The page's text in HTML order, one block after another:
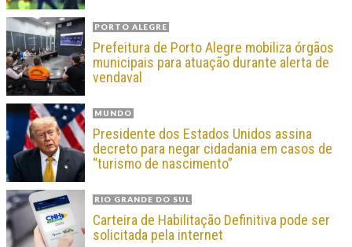
PORTO ALEGRE
Prefeitura de Porto Alegre mobiliza órgãos
municipais para atuação durante alerta de
vendaval
MUNDO
Presidente dos Estados Unidos assina
decreto para negar cidadania em casos de
“turismo de nascimento”
RIO GRANDE DO SUL
Carteira de Habilitação Definitiva pode ser
solicitada pela internet